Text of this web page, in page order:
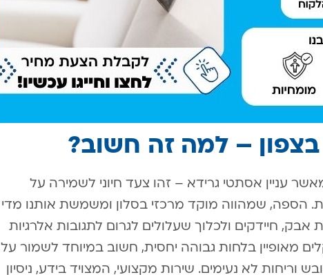
בצפון – למה זה חשוב?
עניין אסתטי גרידא – זהו צעד חיוני לשמירה על
הספה, שמהווה מוקד מרכזי בסלון ומשמשת אותנו מדי
חיידקים ולכלוך שעלולים לגרום לתגובות אלרגיות
מאופיין בלחות גבוהה יחסית, חשוב במיוחד לשמור על
וריחות לא נעימים. שירות מקצועי, המצויד בידע, ניסיון